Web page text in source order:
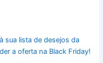
sua lista de desejos da
a oferta na Black Friday!